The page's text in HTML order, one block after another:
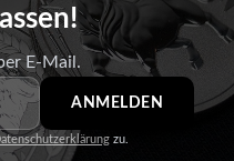
E-Mail.
ANMELDEN
zu.